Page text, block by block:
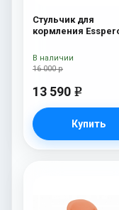
Стульчик для
кормления
16 000 р
13 590 e
Купить
В наличии